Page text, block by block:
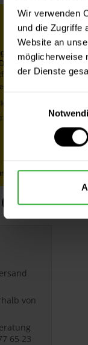
Wir verwenden
und die Zugriffe
Website an
möglicherweise
der Dienste
und und
Name
29.07.2026
von
65 23